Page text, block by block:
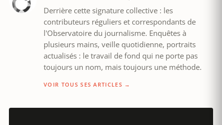
Derrière cette signature collective : les
contributeurs réguliers et correspondants de
l'Observatoire du journalisme. Enquêtes à
plusieurs mains, veille quotidienne, portraits
actualisés : le travail de fond qui ne porte pas
toujours un nom, mais toujours une méthode.
VOIR TOUS SES ARTICLES →